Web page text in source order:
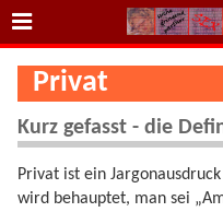
Privat
Kurz gefasst - die
Privat ist ein
wird behauptet, man sei